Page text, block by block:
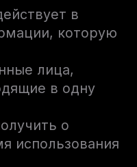
в
которую
лица,
в одну
о
использования